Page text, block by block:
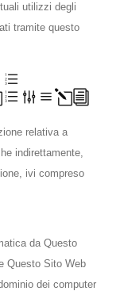
utilizzi degli
tramite questo
relativa a
indirettamente,
ivi compreso
da Questo
Questo Sito Web
dei computer